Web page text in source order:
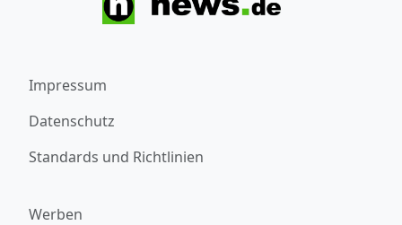
Impressum
Datenschutz
Standards und Richtlinien
Werben